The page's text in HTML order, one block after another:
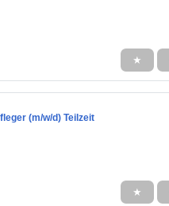
★
(m/w/d) Teilzeit
★